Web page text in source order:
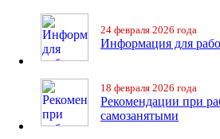
24 февраля 2026 года
Информация для
18 февраля 2026 года
Рекомендации при
самозанятыми